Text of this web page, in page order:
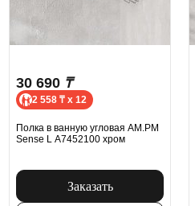
30 690 ₸
2 558 ₸ x 12
Полка в ванную угловая AM.PM
Sense L A7452100 хром
Заказать